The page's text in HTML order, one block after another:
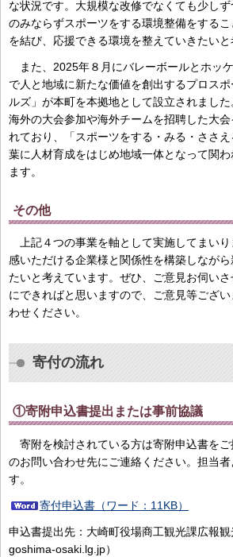
な状況です。大規模な改修でなくても少し
のみならずスポーツをする環境整備をする
を結び、応援できる環境を整えていきたいと
また、2025年８月にバレーボールとホッ
で人と地域に新たな価値を創出するプロス
ルズ」が本町を本拠地として設立されました
海外の大会参加や海外チームを招聘した大
れており、「スポーツをする・みる・ささ
葉に人材育成をはじめ地域一体となって関
ます。
その他
上記４つの事業を軸として実施してまい
感いただける企業様と関係性を構築しなが
たいと考えています。ぜひ、ご意見お伺い
にできればと思いますので、ご意見等ござ
わせください。
寄付の流れ
①寄附申込書提出または事前協議
寄附を検討されている方は寄附申込書を
のお問い合わせ先にご連絡ください。担当
す。
寄付申込書（ワード：11KB）
申込書提出先：大崎町役場商工観光課広報
goshima-osaki.lg.jp）